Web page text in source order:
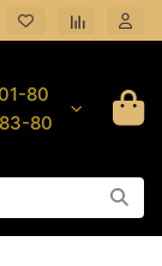
80
80